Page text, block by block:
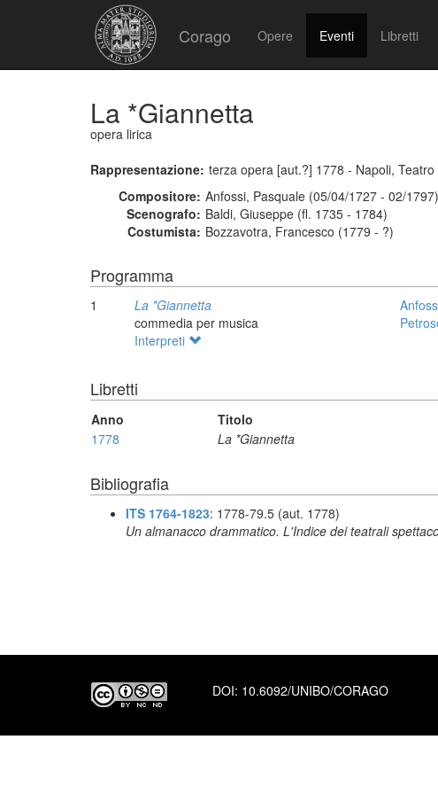
Corago Opere Eventi Libretti
La *Giannetta
opera lirica
Rappresentazione: terza opera [aut.?] 1778 - Napoli, Teatro
Compositore: Anfossi, Pasquale (05/04/1727 - 02/1797)
Scenografo: Baldi, Giuseppe (fl. 1735 - 1784)
Costumista: Bozzavotra, Francesco (1779 - ?)
Programma
1
La *Giannetta
commedia per musica
Interpreti
Libretti
Anno Titolo
1778
La *Giannetta
Bibliografia
ITS 1764-1823: 1778-79.5 (aut. 1778)
Un almanacco drammatico. L'Indice dei teatrali
DOI: 10.6092/UNIBO/CORAGO